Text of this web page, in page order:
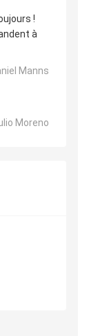
!
à
Manns
Moreno